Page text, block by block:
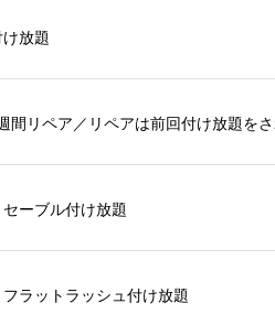
放題
間リペア／リペアは前回付け放題を
ーブル付け放題
ラットラッシュ付け放題